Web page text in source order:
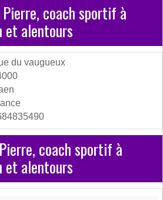
coach sportif à
et alentours
du vaugueux
coach sportif à
et alentours